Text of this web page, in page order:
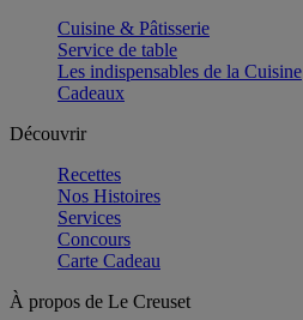
Cuisine & Pâtisserie
Service de table
Les indispensables de la Cuisine
Cadeaux
Découvrir
Recettes
Nos Histoires
Services
Concours
Carte Cadeau
À propos de Le Creuset